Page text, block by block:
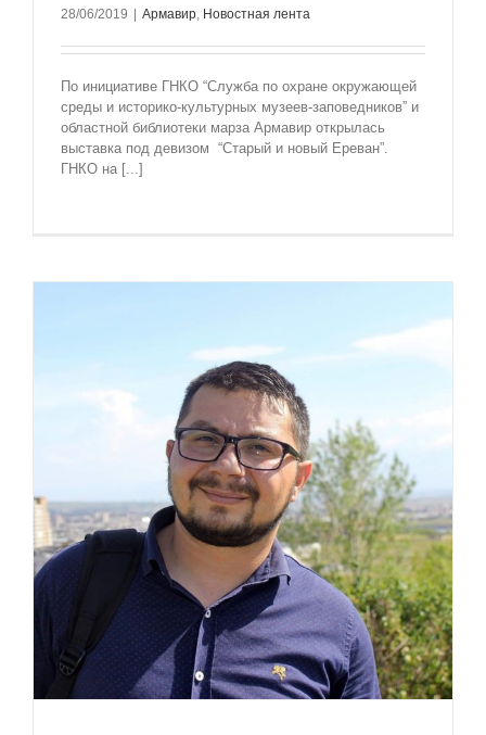
28/06/2019 Армавир, Новостная лента
По инициативе ГНКО “Служба по охране окружающей
среды и историко-культурных музеев-заповедников” и
областной библиотеки марза Армавир открылась
выставка под девизом “Старый и новый Ереван”.
ГНКО на [...]